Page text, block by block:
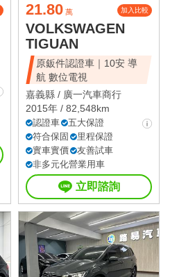
21.80 萬 加入比較
VOLKSWAGEN
TIGUAN
原鈑件認證車｜10安 導
航 數位電視
嘉義縣 / 廣一汽車商行
2015年 / 82,548km
認證車
五大保證
符合保固
里程保證
實車實價
友善試車
非多元化營業用車
立即諮詢